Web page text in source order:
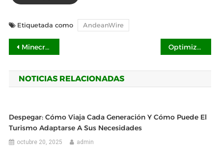
Etiquetada como AndeanWire
Navegación
de
entradas
Minecraft, bienestar laboral e inteligencia artificial: Tecmilenio como hub de innovación estudiantil Optimizar, innovar, liderar: el nuevo ritmo del éxito con SAP S/4HANA y EPAM NEORIS
NOTICIAS RELACIONADAS
Despegar: Cómo Viaja Cada Generación Y Cómo Puede El
Turismo Adaptarse A Sus Necesidades
octubre 20, 2025 admin